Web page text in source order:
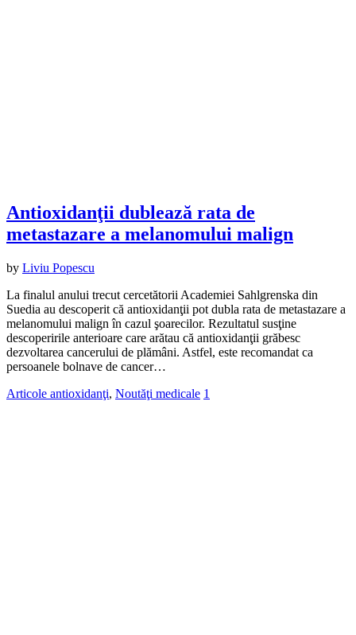
Antioxidanţii dublează rata de
metastazare a melanomului malign
by Liviu Popescu
La finalul anului trecut cercetătorii Academiei Sahlgrenska din
Suedia au descoperit că antioxidanţii pot dubla rata de metastazare a
melanomului malign în cazul şoarecilor. Rezultatul susţine
descoperirile anterioare care arătau că antioxidanţii grăbesc
dezvoltarea cancerului de plămâni. Astfel, este recomandat ca
persoanele bolnave de cancer…
Articole antioxidanţi, Noutăţi medicale 1